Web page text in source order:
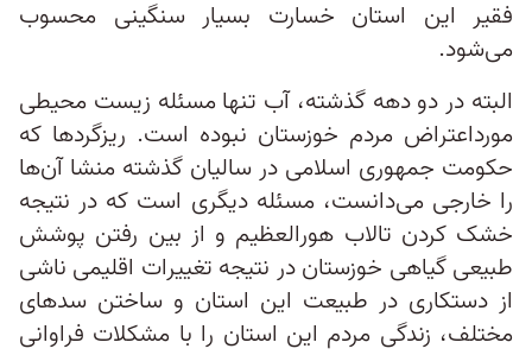
فقیر این استان خسارت بسیار سنگینی محسوب
می‌شود.
البته در دو دهه گذشته، آب تنها مسئله زیست‌ محیطی
مورداعتراض مردم خوزستان نبوده است. ریزگردها که
حکومت جمهوری اسلامی در سالیان گذشته منشا آن‌ها
را خارجی می‌دانست، مسئله دیگری است که در نتیجه
خشک‌ کردن تالاب هورالعظیم و از بین‌ رفتن پوشش
طبیعی گیاهی خوزستان در نتیجه تغییرات اقلیمی ناشی
از دستکاری در طبیعت این استان و ساختن سدهای
مختلف، زندگی مردم این استان را با مشکلات فراوانی